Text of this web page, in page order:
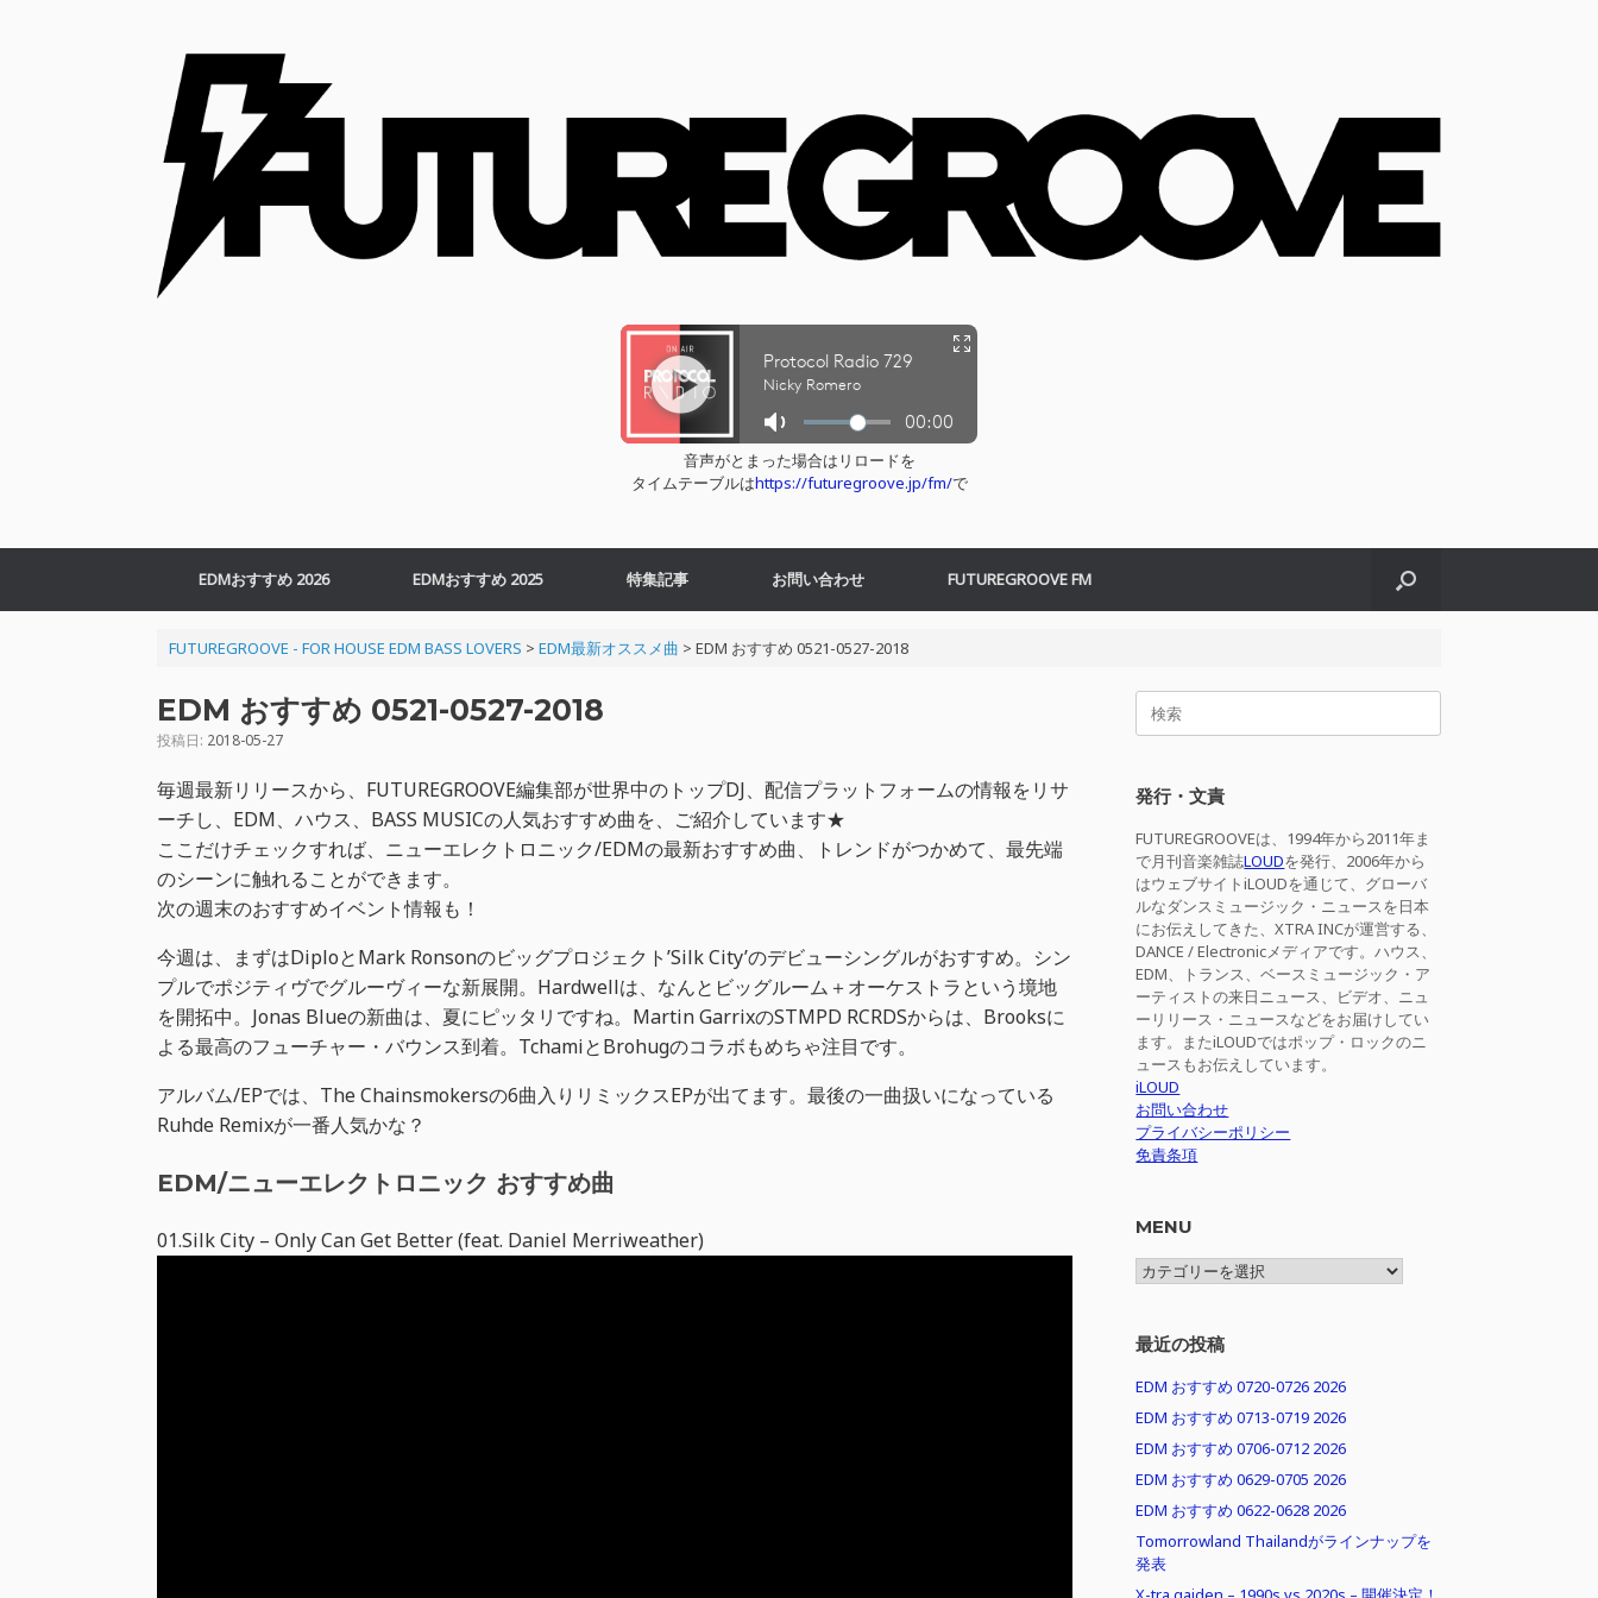
音声がとまった場合はリロードを
タイムテーブルはhttps://futuregroove.jp/fm/で
EDMおすすめ 2026 EDMおすすめ 2025 特集記事 お問い合わせ FUTUREGROOVE FM
FUTUREGROOVE - FOR HOUSE EDM BASS LOVERS > EDM最新オススメ曲 > EDM おすすめ 0521-0527-2018
EDM おすすめ 0521-0527-2018
投稿日: 2018-05-27
毎週最新リリースから、FUTUREGROOVE編集部が世界中のトップDJ、配信プラットフォームの情報をリサ
ーチし、EDM、ハウス、BASS MUSICの人気おすすめ曲を、ご紹介しています★
ここだけチェックすれば、ニューエレクトロニック/EDMの最新おすすめ曲、トレンドがつかめて、最先端
のシーンに触れることができます。
次の週末のおすすめイベント情報も！
今週は、まずはDiploとMark Ronsonのビッグプロジェクト’Silk City’のデビューシングルがおすすめ。シン
プルでポジティヴでグルーヴィーな新展開。Hardwellは、なんとビッグルーム＋オーケストラという境地
を開拓中。Jonas Blueの新曲は、夏にピッタリですね。Martin GarrixのSTMPD RCRDSからは、Brooksに
よる最高のフューチャー・バウンス到着。TchamiとBrohugのコラボもめちゃ注目です。
アルバム/EPでは、The Chainsmokersの6曲入りリミックスEPが出てます。最後の一曲扱いになっている
Ruhde Remixが一番人気かな？
EDM/ニューエレクトロニック おすすめ曲
01.Silk City – Only Can Get Better (feat. Daniel Merriweather)
検
発行・文責
FUTUREGROOVEは、1994年から2011年ま
で月刊音楽雑誌LOUDを発行、2006年から
はウェブサイトiLOUDを通じて、グローバ
ルなダンスミュージック・ニュースを日本
にお伝えしてきた、XTRA INCが運営する、
DANCE / Electronicメディアです。ハウス、
EDM、トランス、ベースミュージック・ア
ーティストの来日ニュース、ビデオ、ニュ
ーリリース・ニュースなどをお届けしてい
ます。またiLOUDではポップ・ロックのニ
ュースもお伝えしています。
iLOUD
お問い合わせ
プライバシーポリシー
免責条項
MENU
MENU
最近の投稿
EDM おすすめ 0720-0726 2026
EDM おすすめ 0713-0719 2026
EDM おすすめ 0706-0712 2026
EDM おすすめ 0629-0705 2026
EDM おすすめ 0622-0628 2026
Tomorrowland Thailandがラインナップを
発表